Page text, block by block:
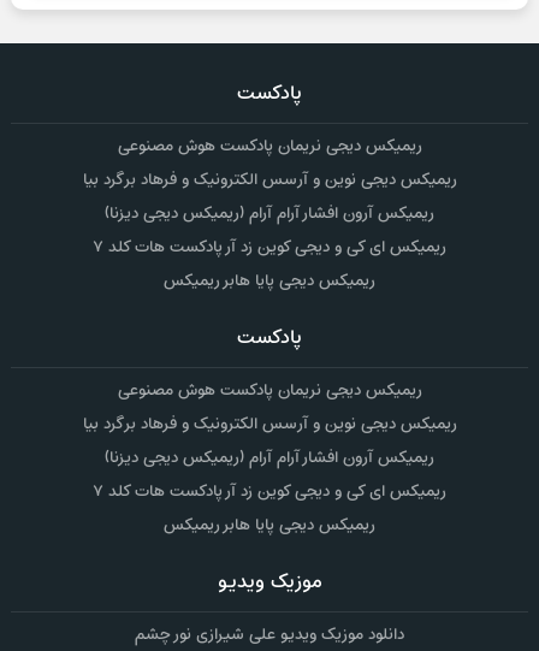
پادکست
ریمیکس دیجی نریمان پادکست هوش مصنوعی
ریمیکس دیجی نوین و آرسس الکترونیک و فرهاد برگرد بیا
ریمیکس آرون افشار آرام آرام (ریمیکس دیجی دیزنا)
ریمیکس ای کی و دیجی کوین زد آر پادکست هات کلد ۷
ریمیکس دیجی پایا هابر ریمیکس
پادکست
ریمیکس دیجی نریمان پادکست هوش مصنوعی
ریمیکس دیجی نوین و آرسس الکترونیک و فرهاد برگرد بیا
ریمیکس آرون افشار آرام آرام (ریمیکس دیجی دیزنا)
ریمیکس ای کی و دیجی کوین زد آر پادکست هات کلد ۷
ریمیکس دیجی پایا هابر ریمیکس
موزیک ویدیو
دانلود موزیک ویدیو علی شیرازی نور چشم